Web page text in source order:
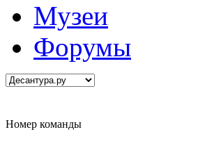
Музеи
Форумы
Номер команды